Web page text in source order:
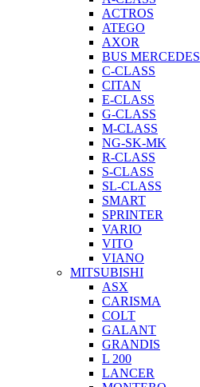
ACTROS
ATEGO
AXOR
BUS MERCEDES
C-CLASS
CITAN
E-CLASS
G-CLASS
M-CLASS
NG-SK-MK
R-CLASS
S-CLASS
SL-CLASS
SMART
SPRINTER
VARIO
VITO
VIANO
MITSUBISHI
ASX
CARISMA
COLT
GALANT
GRANDIS
L 200
LANCER